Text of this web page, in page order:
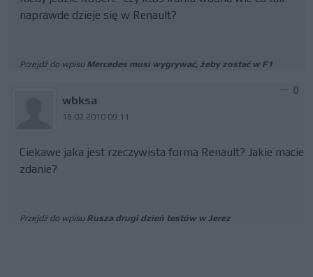
naprawde dzieje się w Renault?
Przejdź do wpisu Mercedes musi wygrywać, żeby zostać w F1
wbksa
18.02.2010 09:11
0
Ciekawe jaka jest rzeczywista forma Renault? Jakie macie
zdanie?
Przejdź do wpisu Rusza drugi dzień testów w Jerez